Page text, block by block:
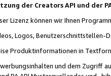
der Creators API und der
Lizenz können wir Ihnen
Logos, Benutzerschnittstellen-
Produktinformationen in
und dem Zugriff